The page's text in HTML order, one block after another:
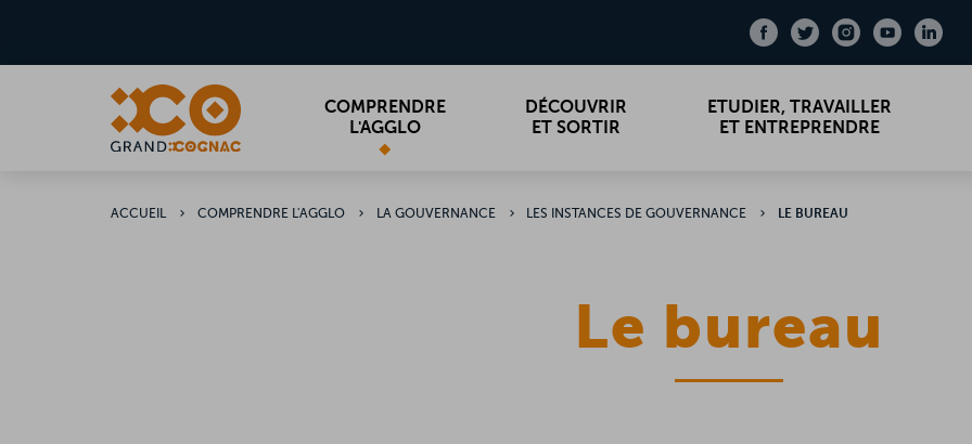
contenu
Facebook
Twitter
Instagram
Facebook
Twitter
Instagram
COMPRENDRE
L'AGGLO
DÉCOUVRIR
ET SORTIR
ETUDIER, TRAVAILLER
ET ENTREPRENDRE
ACCUEIL COMPRENDRE L'AGGLO LA GOUVERNANCE LES INSTANCES DE GOUVERNANCE LE BUREAU
Le bureau